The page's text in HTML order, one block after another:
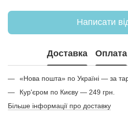
Написати
Доставка Оплата
«Нова пошта» по Україні — за
Кур'єром по Києву — 249 грн.
Більше інформації про доставку